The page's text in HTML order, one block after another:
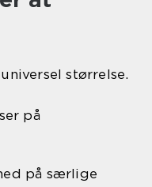
størrelse.
på
på særlige